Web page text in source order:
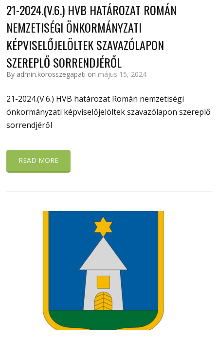
21-2024.(V.6.) HVB HATÁROZAT ROMÁN
NEMZETISÉGI ÖNKORMÁNYZATI
KÉPVISELŐJELÖLTEK SZAVAZÓLAPON
SZEREPLŐ SORRENDJÉRŐL
By admin.korosszegapati on május 15, 2024
21-2024.(V.6.) HVB határozat Román nemzetiségi
önkormányzati képviselőjelöltek szavazólapon szereplő
sorrendjéről
READ MORE